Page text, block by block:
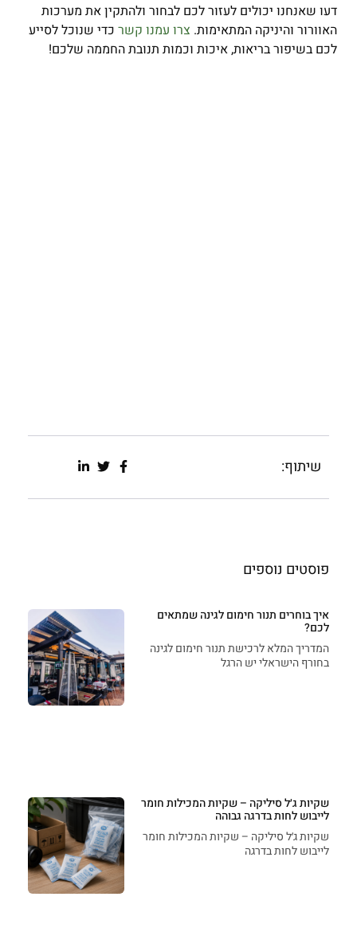
דעו שאנחנו יכולים לעזור לכם לבחור ולהתקין את מערכות
האוורור והיניקה המתאימות. צרו עמנו קשר כדי שנוכל לסייע
לכם בשיפור בריאות, איכות וכמות תנובת החממה שלכם!
שיתוף:
פוסטים נוספים
איך בוחרים תנור חימום לגינה שמתאים
לכם?
המדריך המלא לרכישת תנור חימום לגינה
בחורף הישראלי יש הרגל
שקיות ג׳ל סיליקה – שקיות המכילות חומר
לייבוש לחות בדרגה גבוהה
שקיות ג׳ל סיליקה – שקיות המכילות חומר
לייבוש לחות בדרגה